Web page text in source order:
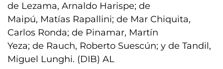
de Lezama, Arnaldo Harispe; de
Maipú, Matías Rapallini; de Mar Chiquita,
Carlos Ronda; de Pinamar, Martín
Yeza; de Rauch, Roberto Suescún; y de Tandil,
Miguel Lunghi. (DIB) AL